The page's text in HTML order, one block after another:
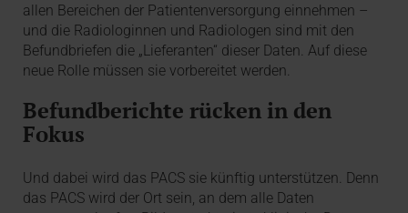
allen Bereichen der Patientenversorgung einnehmen –
und die Radiologinnen und Radiologen sind mit den
Befundbriefen die „Lieferanten“ dieser Daten. Auf diese
neue Rolle müssen sie vorbereitet werden.
Befundberichte rücken in den
Fokus
Und dabei wird das PACS sie künftig unterstützen. Denn
das PACS wird der Ort sein, an dem alle Daten